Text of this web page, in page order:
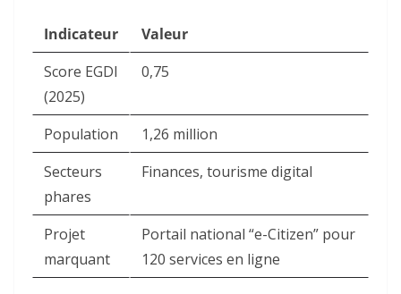
Indicateur
Valeur
Score EGDI
(2025)
0,75
Population
1,26 million
Secteurs
phares
Finances, tourisme digital
Projet
marquant
Portail national “e-Citizen” pour
120 services en ligne